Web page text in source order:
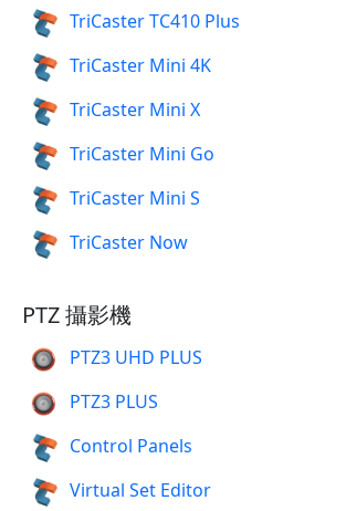
TriCaster TC410 Plus
TriCaster Mini 4K
TriCaster Mini X
TriCaster Mini Go
TriCaster Mini S
TriCaster Now
PTZ 攝影機
PTZ3 UHD PLUS
PTZ3 PLUS
Control Panels
Virtual Set Editor